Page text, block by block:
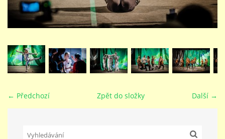
GALERIE
VIDEA - FILMOVÁ TVORBA
← Předchozí Další →
Zpět do složky